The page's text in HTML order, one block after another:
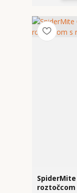
roztočcom